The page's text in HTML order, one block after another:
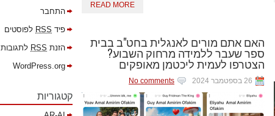
READ MORE
האם אתם מורים לאנגלית בחט"ב בבית
ספר שעבר ללמידה מרחוק השבוע?
הצטרפו לעמית ליכטמן מאופקים
26 בספטמבר 2024 No comments
התחבר
פיד RSS לפוסטים
הזנת RSS לתגובות
WordPress.org
קטגוריות